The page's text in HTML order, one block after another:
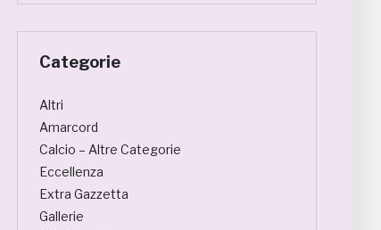
Categorie
Altri
Amarcord
Calcio – Altre Categorie
Eccellenza
Extra Gazzetta
Gallerie